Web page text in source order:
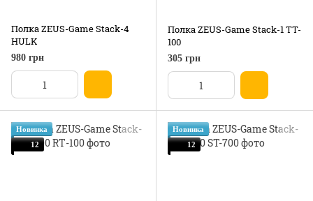
Полка ZEUS-Game Stack-4
HULK
980 грн
Полка ZEUS-Game Stack-1 TT-
100
305 грн
Новинка
12
Новинка
12